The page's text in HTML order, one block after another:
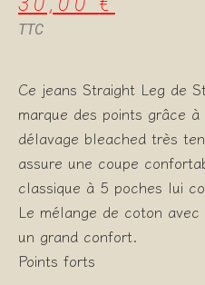
TTC
Ce jeans Straight Leg de
marque des points grâce
délavage bleached très
assure une coupe
classique à 5 poches lui
Le mélange de coton
un grand confort.
Points forts